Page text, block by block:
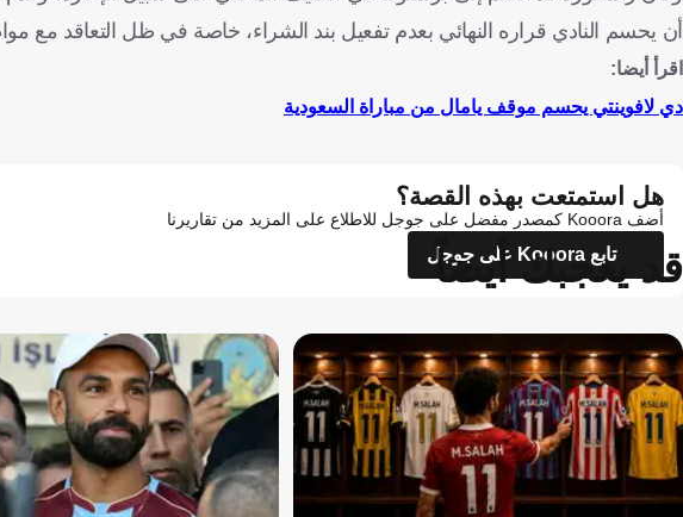
أن يحسم النادي قراره النهائي بعدم تفعيل بند الشراء، خاصة في ظل التعاقد مع
اقرأ أيضا:
دي لافوينتي يحسم موقف يامال من مباراة السعودية
هل استمتعت بهذه القصة؟
أضف Kooora كمصدر مفضل على جوجل للاطلاع على المزيد من تقاريرنا
تابع Kooora على جوجل
قد يعجبك أيضاً